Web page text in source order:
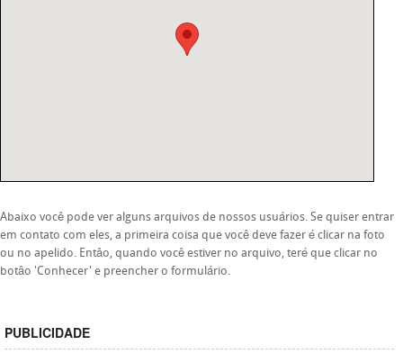
Abaixo você pode ver alguns arquivos de nossos usuários. Se quiser entrar
em contato com eles, a primeira coisa que você deve fazer é clicar na foto
ou no apelido. Entâo, quando você estiver no arquivo, teré que clicar no
botâo 'Conhecer' e preencher o formulário.
PUBLICIDADE